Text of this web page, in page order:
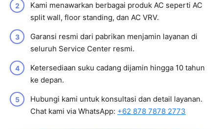
Kami menawarkan berbagai produk AC seperti AC
split wall, floor standing, dan AC VRV.
Garansi resmi dari pabrikan menjamin layanan di
seluruh Service Center resmi.
Ketersediaan suku cadang dijamin hingga 10 tahun
ke depan.
Hubungi kami untuk konsultasi dan detail layanan.
Chat kami via WhatsApp: +62 878 7878 2773